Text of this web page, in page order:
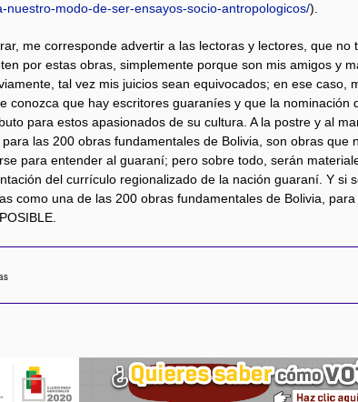
nuestro-modo-de-ser-ensayos-socio-antropologicos/).
me corresponde advertir a las lectoras y lectores, que no
por estas obras, simplemente porque son mis amigos y
tal vez mis juicios sean equivocados; en ese caso,
conozca que hay escritores guaraníes y que la nominación
para estos apasionados de su cultura. A la postre y al
para las 200 obras fundamentales de Bolivia, son obras que
para entender al guaraní; pero sobre todo, serán
del currículo regionalizado de la nación guaraní. Y si
como una de las 200 obras fundamentales de Bolivia,